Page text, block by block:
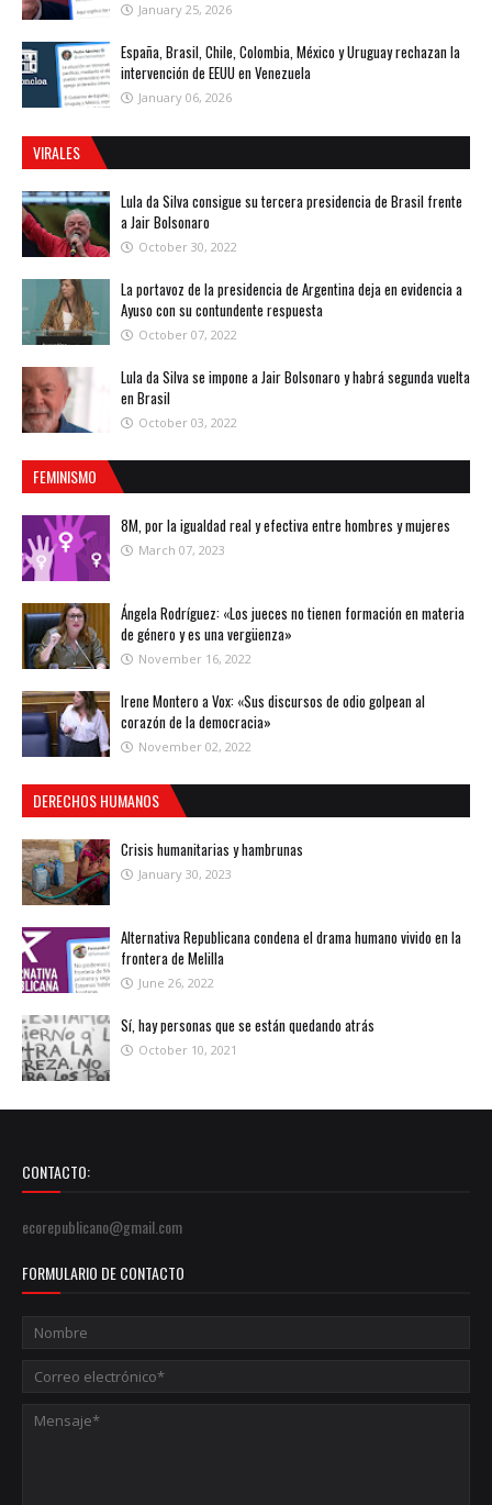
January 25, 2026
España, Brasil, Chile, Colombia, México y Uruguay rechazan la
intervención de EEUU en Venezuela
January 06, 2026
VIRALES
Lula da Silva consigue su tercera presidencia de Brasil frente
a Jair Bolsonaro
October 30, 2022
La portavoz de la presidencia de Argentina deja en evidencia a
Ayuso con su contundente respuesta
October 07, 2022
Lula da Silva se impone a Jair Bolsonaro y habrá segunda vuelta
en Brasil
October 03, 2022
FEMINISMO
8M, por la igualdad real y efectiva entre hombres y mujeres
March 07, 2023
Ángela Rodríguez: «Los jueces no tienen formación en materia
de género y es una vergüenza»
November 16, 2022
Irene Montero a Vox: «Sus discursos de odio golpean al
corazón de la democracia»
November 02, 2022
DERECHOS HUMANOS
Crisis humanitarias y hambrunas
January 30, 2023
Alternativa Republicana condena el drama humano vivido en la
frontera de Melilla
June 26, 2022
Sí, hay personas que se están quedando atrás
October 10, 2021
CONTACTO:
ecorepublicano@gmail.com
FORMULARIO DE CONTACTO